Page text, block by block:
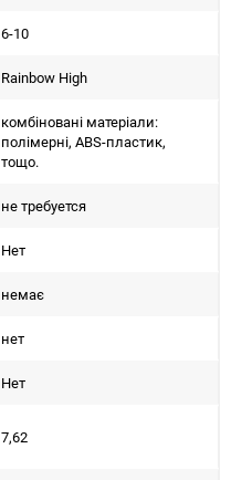
6-10
Rainbow High
комбіновані матеріали:
полімерні, ABS-пластик,
тощо.
не требуется
Нет
немає
нет
Нет
7,62